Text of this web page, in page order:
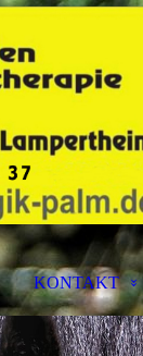
KONTAKT